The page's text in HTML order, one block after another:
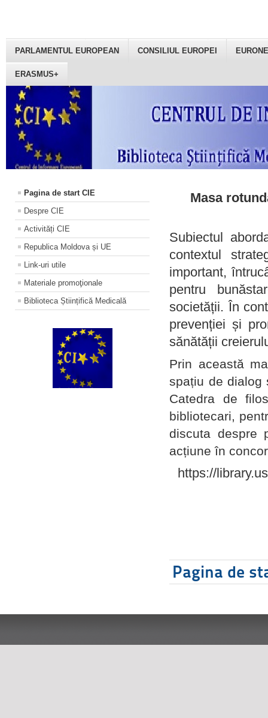
PARLAMENTUL EUROPEAN CONSILIUL EUROPEI
ERASMUS+
Pagina de start CIE
Despre CIE
Activități CIE
Republica Moldova și UE
Link-uri utile
Materiale promoţionale
Biblioteca Științifică Medicală
Masa
Subiectul
contextul
important,
pentru
societății. În
prevenției și
sănătății
Prin această
spațiu de dialog
Catedra de
bibliotecari,
discuta despre
acțiune în
https://
Pagina de